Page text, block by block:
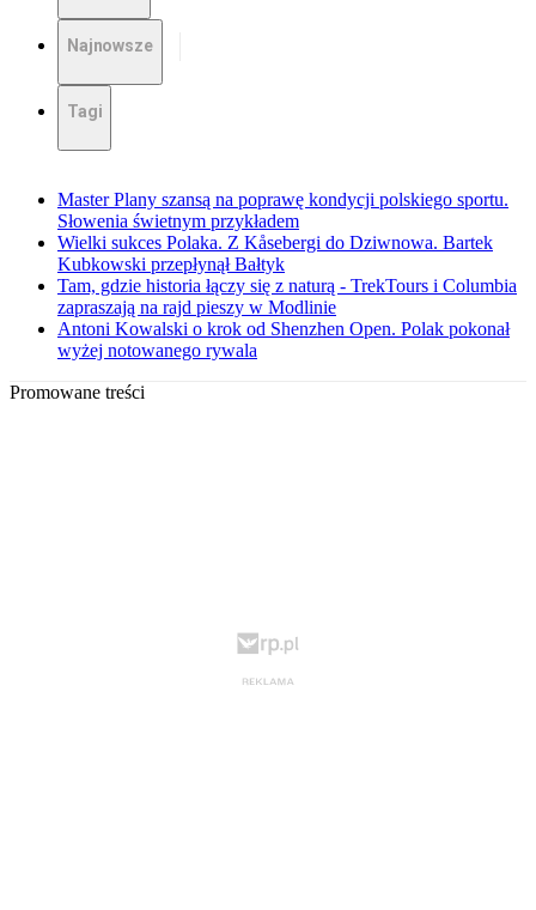
Najnowsze
Tagi
Master Plany szansą na poprawę kondycji polskiego sportu.
Słowenia świetnym przykładem
Wielki sukces Polaka. Z Kåsebergi do Dziwnowa. Bartek
Kubkowski przepłynął Bałtyk
Tam, gdzie historia łączy się z naturą - TrekTours i Columbia
zapraszają na rajd pieszy w Modlinie
Antoni Kowalski o krok od Shenzhen Open. Polak pokonał
wyżej notowanego rywala
Promowane treści